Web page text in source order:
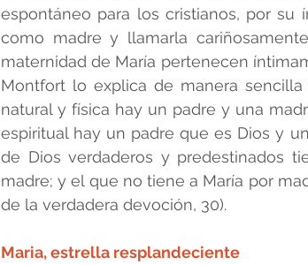
espontáneo para los cristianos, por su
como madre y llamarla
maternidad de María pertenecen
Montfort lo explica de manera
natural y física hay un padre y una
espiritual hay un padre que es Dios y
de Dios verdaderos y predestinados
madre; y el que no tiene a María por
de la verdadera devoción, 30).
Maria, estrella resplandeciente